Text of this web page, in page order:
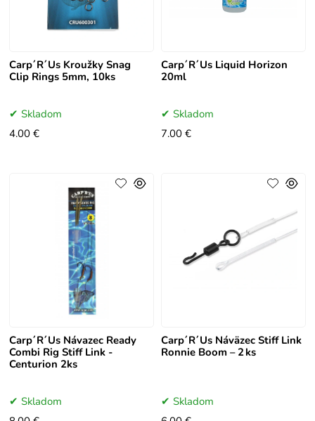
Carp´R´Us Kroužky Snag
Clip Rings 5mm, 10ks
Skladom
4.00 €
Carp´R´Us Liquid Horizon
20ml
Skladom
7.00 €
Carp´R´Us Návazec Ready
Combi Rig Stiff Link -
Centurion 2ks
Skladom
Carp´R´Us Náväzec Stiff Link
Ronnie Boom – 2 ks
Skladom